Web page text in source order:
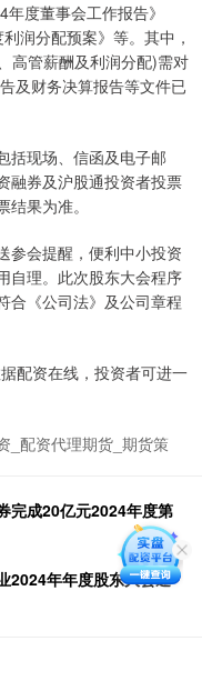
度董事会工作报告》
润分配预案》等。其中，
高管薪酬及利润分配)需对
及财务决算报告等文件已
括现场、信函及电子邮
融券及沪股通投资者投票
果为准。
参会提醒，便利中小投资
自理。此次股东大会程序
合《公司法》及公司章程
配资在线，投资者可进一
_配资代理期货_期货策
完成20亿元2024年度第
2024年年度股东大会通